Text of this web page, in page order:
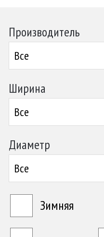
Производитель
Все
Ширина
Все
Диаметр
Все
Зимняя